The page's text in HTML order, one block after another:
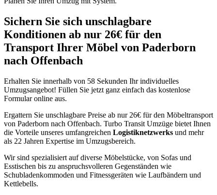
Sichern Sie sich unschlagbare
Konditionen ab nur 26€ für den
Transport Ihrer Möbel von Paderborn
nach Offenbach
Erhalten Sie innerhalb von 58 Sekunden Ihr individuelles
Umzugsangebot! Füllen Sie jetzt ganz einfach das kostenlose
Formular online aus.
Ergattern Sie unschlagbare Preise ab nur 26€ für den Möbeltransport
von Paderborn nach Offenbach. Turbo Transit Umzüge bietet Ihnen
die Vorteile unseres umfangreichen Logistiknetzwerks und mehr
als 22 Jahren Expertise im Umzugsbereich.
Wir sind spezialisiert auf diverse Möbelstücke, von Sofas und
Esstischen bis zu anspruchsvolleren Gegenständen wie
Schubladenkommoden und Fitnessgeräten wie Laufbändern und
Kettlebells.